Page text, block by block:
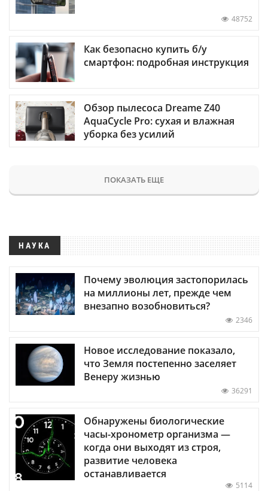
48752
Как безопасно купить б/у
смартфон: подробная инструкция
Обзор пылесоса Dreame Z40
AquaCycle Pro: сухая и влажная
уборка без усилий
ПОКАЗАТЬ ЕЩЕ
НАУКА
Почему эволюция застопорилась
на миллионы лет, прежде чем
внезапно возобновиться?
2346
Новое исследование показало,
что Земля постепенно заселяет
Венеру жизнью
36291
Обнаружены биологические
часы-хронометр организма —
когда они выходят из строя,
развитие человека
останавливается
5114